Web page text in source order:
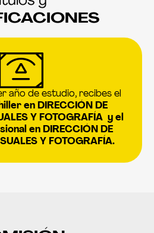
año de estudio, recibes el
en DIRECCIÓN DE
Y FOTOGRAFÍA y el
en DIRECCIÓN DE
Y FOTOGRAFÍA.